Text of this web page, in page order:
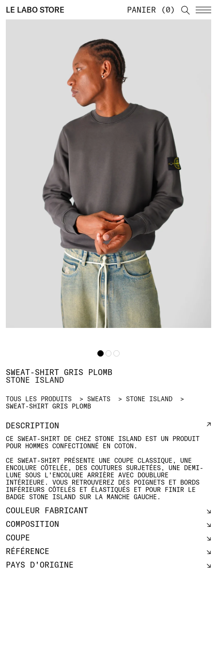
LE LABO STORE PANIER 0
TOUS LES PRODUITS SWEATS
STONE ISLAND
SWEAT-SHIRT GRIS PLOMB
SWEAT-SHIRT GRIS PLOMB
STONE ISLAND
DESCRIPTION
CE SWEAT-SHIRT DE CHEZ STONE ISLAND EST UN PRODUIT
POUR HOMMES CONFECTIONNÉ EN COTON.
CE SWEAT-SHIRT PRÉSENTE UNE COUPE CLASSIQUE, UNE
ENCOLURE CÔTELÉE, DES COUTURES SURJETÉES, UNE DEMI-
LUNE SOUS L'ENCOLURE ARRIÈRE AVEC DOUBLURE
INTÉRIEURE. VOUS RETROUVEREZ DES POIGNETS ET BORDS
INFÉRIEURS CÔTELÉS ET ÉLASTIQUÉS ET POUR FINIR LE
BADGE STONE ISLAND SUR LA MANCHE GAUCHE.
COULEUR FABRICANT
COMPOSITION
COUPE
RÉFÉRENCE
PAYS D'ORIGINE